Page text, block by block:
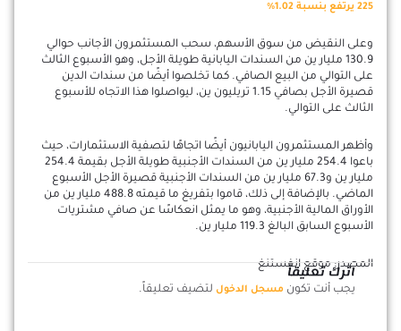
225 يرتفع بنسبة 1.02%
وعلى النقيض من سوق الأسهم، سحب المستثمرون الأجانب حوالي
130.9 مليار ين من السندات اليابانية طويلة الأجل، وهو الأسبوع الثالث
على التوالي من البيع الصافي. كما تخلصوا أيضًا من سندات الدين
قصيرة الأجل بصافي 1.15 تريليون ين، ليواصلوا هذا الاتجاه للأسبوع
الثالث على التوالي.
وأظهر المستثمرون اليابانيون أيضًا اتجاهًا لتصفية الاستثمارات، حيث
باعوا 254.4 مليار ين من السندات الأجنبية طويلة الأجل بقيمة 254.4
مليار ين و67.3 مليار ين من السندات الأجنبية قصيرة الأجل الأسبوع
الماضي. بالإضافة إلى ذلك، قاموا بتفريغ ما قيمته 488.8 مليار ين من
الأوراق المالية الأجنبية، وهو ما يمثل انعكاسًا عن صافي مشتريات
الأسبوع السابق البالغ 119.3 مليار ين.
المصدر: موقع انفستنغ
اترك تعليقاً
يجب أنت تكون مسجل الدخول لتضيف تعليقاً.